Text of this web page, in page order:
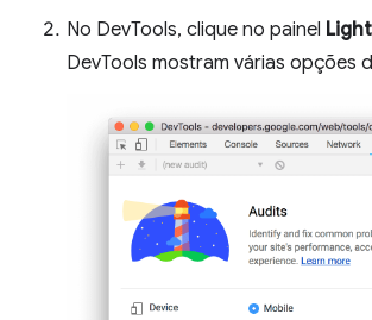
No DevTools, clique no painel
DevTools mostram várias opções